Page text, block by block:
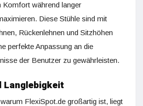
Komfort während langer
Diese Stühle sind mit
Rückenlehnen und Sitzhöhen
perfekte Anpassung an die
der Benutzer zu gewährleisten.
Langlebigkeit
FlexiSpot.de großartig ist, liegt